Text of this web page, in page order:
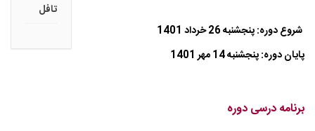
شروع دوره: پنجشنبه 26 خرداد 1401
پایان دوره: پنجشنبه 14 مهر 1401
برنامه درسی دوره
تافل